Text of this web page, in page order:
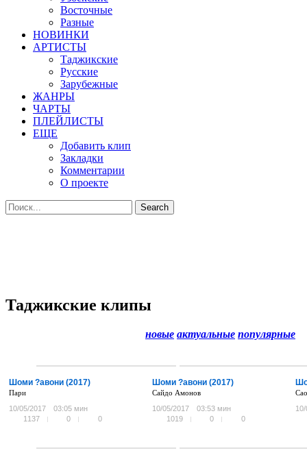
Восточные
Разные
НОВИНКИ
АРТИСТЫ
Таджикские
Русские
Зарубежные
ЖАНРЫ
ЧАРТЫ
ПЛЕЙЛИСТЫ
ЕЩЕ
Добавить клип
Закладки
Комментарии
О проекте
Таджикские клипы
новые актуальные популярные
Шоми ?авони (2017)
Пари
10/05/2017
03:05 мин
1137
0 0
Шоми ?авони (2017)
Сайдо Амонов
10/05/2017
03:53 мин
1019
0 0